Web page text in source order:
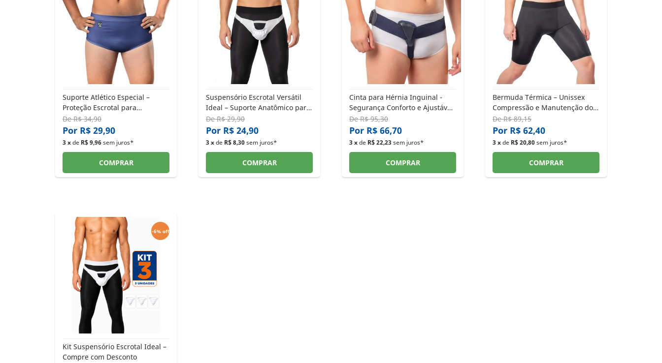
Suporte Atlético Especial –
Proteção Escrotal para
Atividades Físicas
DeR$ 34,90
Por R$ 29,90
3 xde R$ 9,96sem juros*
COMPRAR
Suspensório Escrotal Versátil
Ideal – Suporte Anatômico para
Pós-Cirúrgico e Atividades
DeR$ 29,90
Por R$ 24,90
3 xde R$ 8,30sem juros*
COMPRAR
Cinta para Hérnia Inguinal -
Segurança Conforto e Ajustável
Ideal®
DeR$ 95,30
Por R$ 66,70
3 xde R$ 22,23 sem juros*
COMPRAR
Bermuda Térmica – Unissex
Compressão e Manutenção do
Aquecimento Ideal®
DeR$ 89,15
Por R$ 62,40
3 xde R$ 20,80sem juros*
COMPRAR
-6% off
Kit Suspensório Escrotal Ideal –
Compre com Desconto